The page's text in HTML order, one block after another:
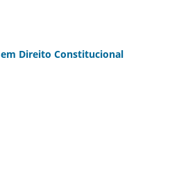
em Direito Constitucional